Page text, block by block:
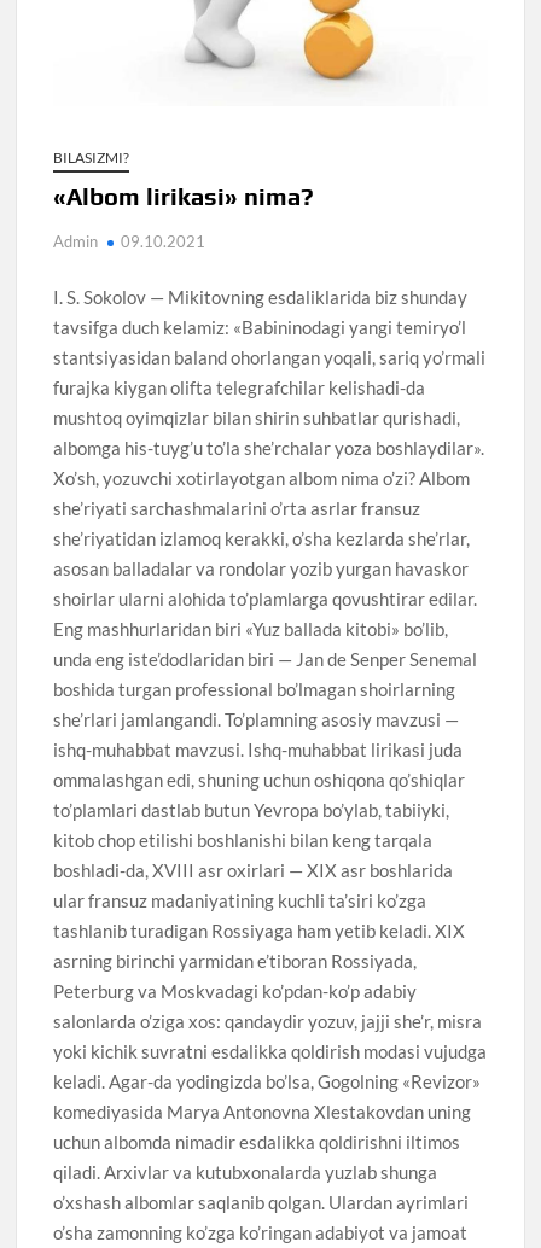
BILASIZMI?
«Albom lirikasi» nima?
Admin 09.10.2021
I. S. Sokolov — Mikitovning esdaliklarida biz shunday
tavsifga duch kelamiz: «Babininodagi yangi temiryo’l
stantsiyasidan baland ohorlangan yoqali, sariq yo’rmali
furajka kiygan olifta telegrafchilar kelishadi-da
mushtoq oyimqizlar bilan shirin suhbatlar qurishadi,
albomga his-tuyg’u to’la she’rchalar yoza boshlaydilar».
Xo’sh, yozuvchi xotirlayotgan albom nima o’zi? Albom
she’riyati sarchashmalarini o’rta asrlar fransuz
she’riyatidan izlamoq kerakki, o’sha kezlarda she’rlar,
asosan balladalar va rondolar yozib yurgan havaskor
shoirlar ularni alohida to’plamlarga qovushtirar edilar.
Eng mashhurlaridan biri «Yuz ballada kitobi» bo’lib,
unda eng iste’dodlaridan biri — Jan de Senper Senemal
boshida turgan professional bo’lmagan shoirlarning
she’rlari jamlangandi. To’plamning asosiy mavzusi —
ishq-muhabbat mavzusi. Ishq-muhabbat lirikasi juda
ommalashgan edi, shuning uchun oshiqona qo’shiqlar
to’plamlari dastlab butun Yevropa bo’ylab, tabiiyki,
kitob chop etilishi boshlanishi bilan keng tarqala
boshladi-da, XVIII asr oxirlari — XIX asr boshlarida
ular fransuz madaniyatining kuchli ta’siri ko’zga
tashlanib turadigan Rossiyaga ham yetib keladi. XIX
asrning birinchi yarmidan e’tiboran Rossiyada,
Peterburg va Moskvadagi ko’pdan-ko’p adabiy
salonlarda o’ziga xos: qandaydir yozuv, jajji she’r, misra
yoki kichik suvratni esdalikka qoldirish modasi vujudga
keladi. Agar-da yodingizda bo’lsa, Gogolning «Revizor»
komediyasida Marya Antonovna Xlestakovdan uning
uchun albomda nimadir esdalikka qoldirishni iltimos
qiladi. Arxivlar va kutubxonalarda yuzlab shunga
o’xshash albomlar saqlanib qolgan. Ulardan ayrimlari
o’sha zamonning ko’zga ko’ringan adabiyot va jamoat